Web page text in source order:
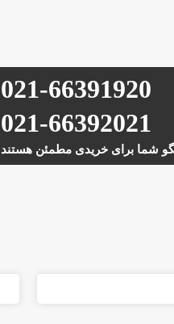
021-66391920
021-66392021
شما برای خریدی مطمئن هستند